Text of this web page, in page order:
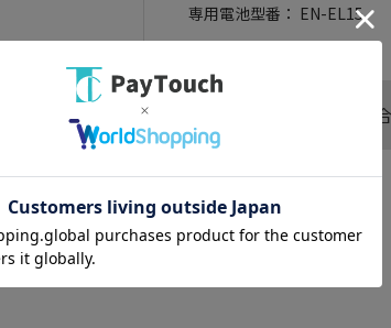
専用電池型番： EN-EL15
この商品へのお問い